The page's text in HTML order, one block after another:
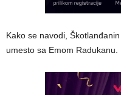
Kako se navodi,
umesto sa Emom Radukanu.